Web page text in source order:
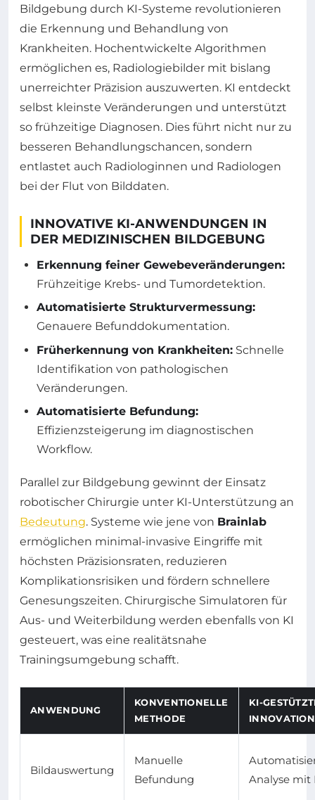
Bildgebung durch KI-Systeme revolutionieren
die Erkennung und Behandlung von
Krankheiten. Hochentwickelte Algorithmen
ermöglichen es, Radiologiebilder mit bislang
unerreichter Präzision auszuwerten. KI entdeckt
selbst kleinste Veränderungen und unterstützt
so frühzeitige Diagnosen. Dies führt nicht nur zu
besseren Behandlungschancen, sondern
entlastet auch Radiologinnen und Radiologen
bei der Flut von Bilddaten.
INNOVATIVE KI-ANWENDUNGEN IN
DER MEDIZINISCHEN BILDGEBUNG
Erkennung feiner Gewebeveränderungen:
Frühzeitige Krebs- und Tumordetektion.
Automatisierte Strukturvermessung:
Genauere Befunddokumentation.
Früherkennung von Krankheiten: Schnelle
Identifikation von pathologischen
Veränderungen.
Automatisierte Befundung:
Effizienzsteigerung im diagnostischen
Workflow.
Parallel zur Bildgebung gewinnt der Einsatz
robotischer Chirurgie unter KI-Unterstützung an
Bedeutung. Systeme wie jene von Brainlab
ermöglichen minimal-invasive Eingriffe mit
höchsten Präzisionsraten, reduzieren
Komplikationsrisiken und fördern schnellere
Genesungszeiten. Chirurgische Simulatoren für
Aus- und Weiterbildung werden ebenfalls von KI
gesteuert, was eine realitätsnahe
Trainingsumgebung schafft.
ANWENDUNG
KONVENTIONELLE
METHODE
KI-
INNOVATION
Bildauswertung
Manuelle
Befundung
Analyse mit